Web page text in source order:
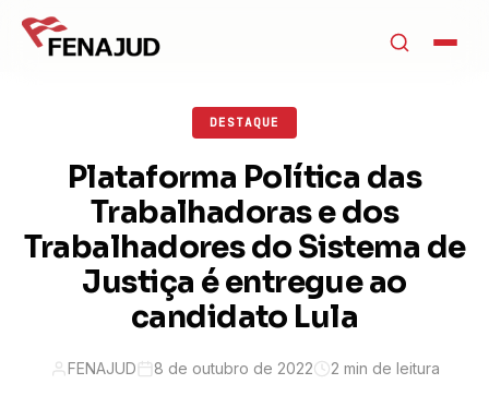
DESTAQUE
Plataforma Política das
Trabalhadoras e dos
Trabalhadores do Sistema de
Justiça é entregue ao
candidato Lula
FENAJUD 8 de outubro de 2022 2 min de leitura